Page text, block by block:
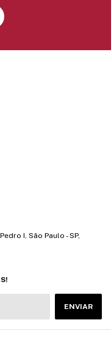
I, São Paulo - SP,